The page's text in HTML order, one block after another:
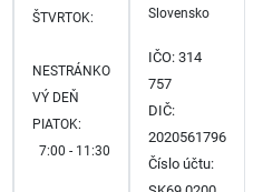
ŠTVRTOK:
NESTRÁNKO
VÝ DEŇ
PIATOK:
7:00 - 11:30
Slovensko
IČO: 314
757
DIČ:
2020561796
Číslo účtu: